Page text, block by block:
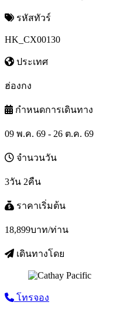
รหัสทัวร์
HK_CX00130
ประเทศ
ฮ่องกง
กำหนดการเดินทาง
09 พ.ค. 69 - 26 ต.ค. 69
จำนวนวัน
3วัน 2คืน
ราคาเริ่มต้น
18,899บาท/ท่าน
เดินทางโดย
โทรจอง